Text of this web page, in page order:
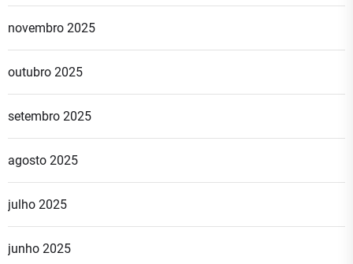
novembro 2025
outubro 2025
setembro 2025
agosto 2025
julho 2025
junho 2025